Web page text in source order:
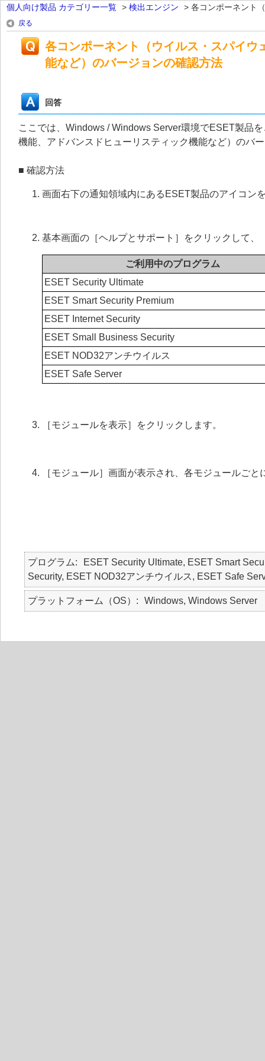
個人向け製品 カテゴリー一覧 > 検出エンジン > 各コンポーネント
戻る
各コンポーネント（ウイルス・スパイ
能など）のバージョンの確認方法
回答
ここでは、Windows / Windows Server環境でESET製品
機能、アドバンスドヒューリスティック機能など）のバ
■ 確認方法
画面右下の通知領域内にあるESET製品のアイコン
基本画面の［ヘルプとサポート］をクリックして
ご利用中のプログラム
ESET Security Ultimate
ESET Smart Security Premium
ESET Internet Security
ESET Small Business Security
ESET NOD32アンチウイルス
ESET Safe Server
［モジュールを表示］をクリックします。
［モジュール］画面が表示され、各モジュールご
プログラム
ESET Security Ultimate, ESET Smart
Security, ESET NOD32アンチウイルス, ESET Safe
プラットフォーム（OS） Windows, Windows Server